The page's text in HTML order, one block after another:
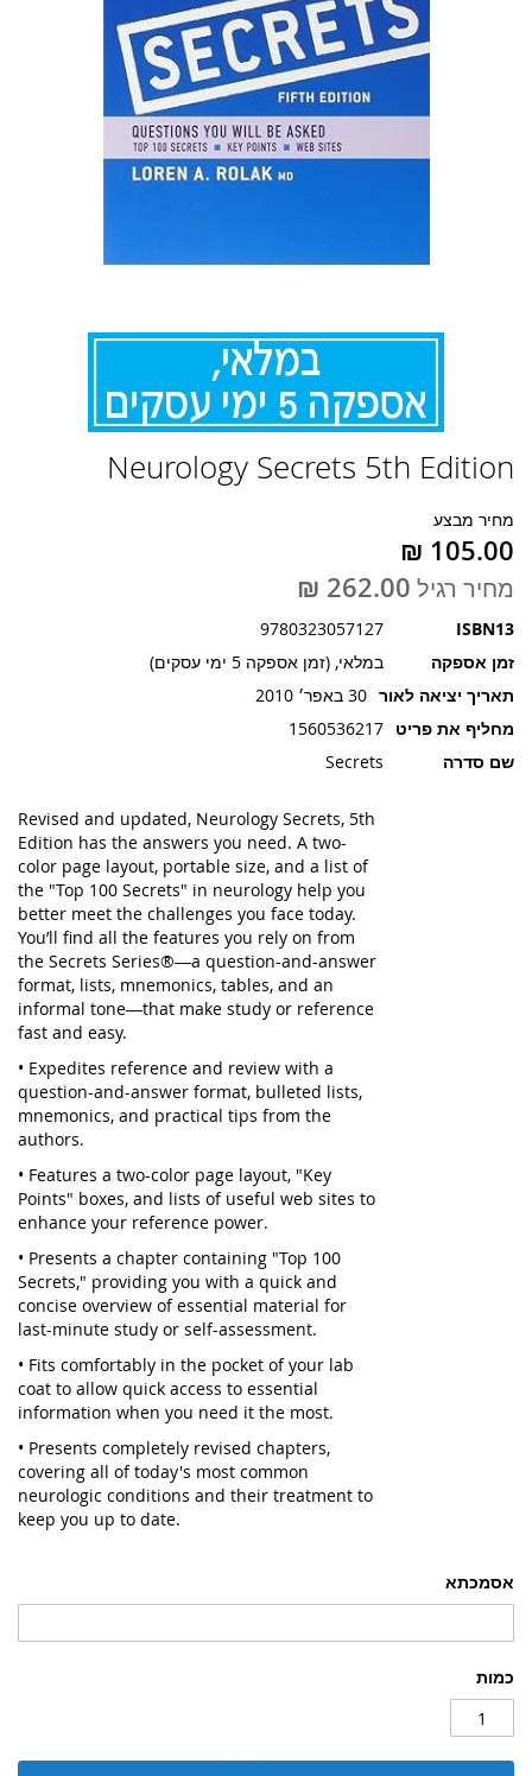
אסמכתא
כמות
Neurology Secrets 5th Edition
מחיר מבצע
מחיר רגיל
ISBN13
9780323057127
זמן אספקה
במלאי, (זמן אספקה 5 ימי עסקים)
תאריך יציאה לאור 30 באפר׳ 2010
מחליף את פריט 1560536217
שם סדרה
Secrets
Revised and updated, Neurology Secrets, 5th
Edition has the answers you need. A two-
color page layout, portable size, and a list of
the "Top 100 Secrets" in neurology help you
better meet the challenges you face today.
You’ll find all the features you rely on from
the Secrets Series®―a question-and-answer
format, lists, mnemonics, tables, and an
informal tone―that make study or reference
fast and easy.
• Expedites reference and review with a
question-and-answer format, bulleted lists,
mnemonics, and practical tips from the
authors.
• Features a two-color page layout, "Key
Points" boxes, and lists of useful web sites to
enhance your reference power.
• Presents a chapter containing "Top 100
Secrets," providing you with a quick and
concise overview of essential material for
last-minute study or self-assessment.
• Fits comfortably in the pocket of your lab
coat to allow quick access to essential
information when you need it the most.
• Presents completely revised chapters,
covering all of today's most common
neurologic conditions and their treatment to
keep you up to date.
להתחלה
גלריית
תמונות